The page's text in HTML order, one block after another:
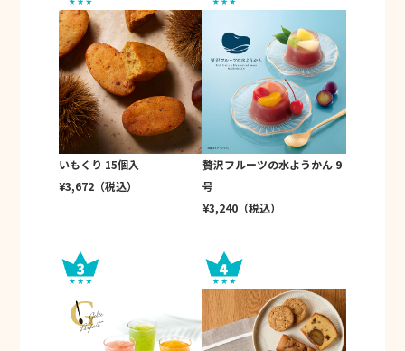
いもくり 15個入
¥3,672（税込）
贅沢フルーツの水ようかん 9
号
¥3,240（税込）